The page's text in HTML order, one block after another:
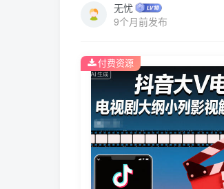
无忧
9个月前发布
付费资源